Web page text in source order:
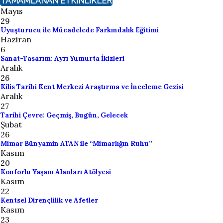
Mayıs
29
Uyuşturucu ile Mücadelede Farkındalık Eğitimi
Haziran
6
Sanat-Tasarım: Ayrı Yumurta İkizleri
Aralık
26
Kilis Tarihi Kent Merkezi Araştırma ve İnceleme Gezisi
Aralık
27
Tarihi Çevre: Geçmiş, Bugün, Gelecek
Şubat
26
Mimar Bünyamin ATAN ile “Mimarlığın Ruhu”
Kasım
20
Konforlu Yaşam Alanları Atölyesi
Kasım
22
Kentsel Dirençlilik ve Afetler
Kasım
23